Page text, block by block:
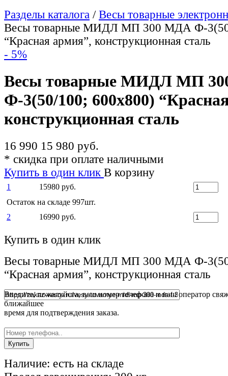
Разделы каталога / Весы товарные
Весы товарные МИДЛ МП 300 МДА Ф-
“Красная армия”, конструкционная сталь
- 5%
Весы товарные МИДЛ МП
Ф-3(50/100; 600х800)
конструкционная сталь
16 990 15 980 руб.
* скидка при оплате наличными
Купить в один клик В корзину
1
15980 руб.
Остаток на складе 997шт.
2
16990 руб.
Купить в один клик
Весы товарные МИДЛ МП 300 МДА Ф-
“Красная армия”, конструкционная сталь
Введите, пожалуйста, ваш номер телефона и наш оператор
ближайшее
время для подтверждения заказа.
Наличие: есть на складе